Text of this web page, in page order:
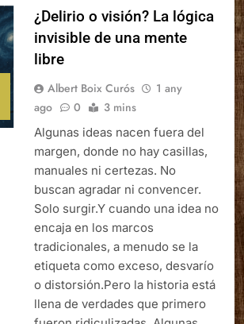
¿Delirio o visión? La lógica
invisible de una mente
libre
Albert Boix Curós
1 any
ago
0 3 mins
Algunas ideas nacen fuera del
margen, donde no hay casillas,
manuales ni certezas. No
buscan agradar ni convencer.
Solo surgir.Y cuando una idea no
encaja en los marcos
tradicionales, a menudo se la
etiqueta como exceso, desvarío
o distorsión.Pero la historia está
llena de verdades que primero